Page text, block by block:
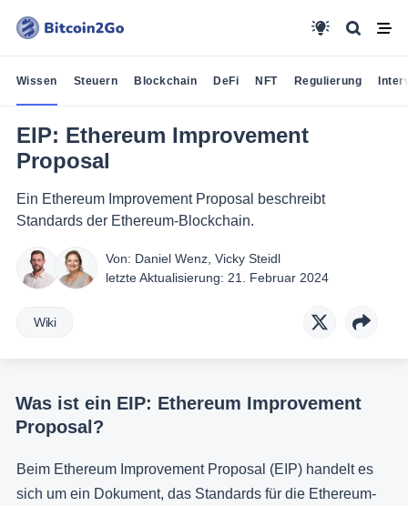
Wissen Steuern Blockchain DeFi NFT Regulierung
EIP: Ethereum Improvement
Proposal
Ein Ethereum Improvement Proposal beschreibt
Standards der Ethereum-Blockchain.
Von: Daniel Wenz Vicky Steidl
letzte Aktualisierung: 21. Februar 2024
Wiki
Was ist ein EIP: Ethereum Improvement
Proposal?
Beim Ethereum Improvement Proposal (EIP) handelt es
sich um ein Dokument, das Standards für die Ethereum-